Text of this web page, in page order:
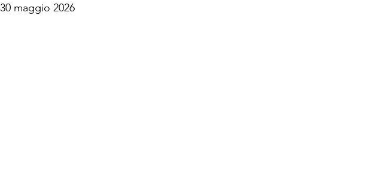
30 maggio 2026